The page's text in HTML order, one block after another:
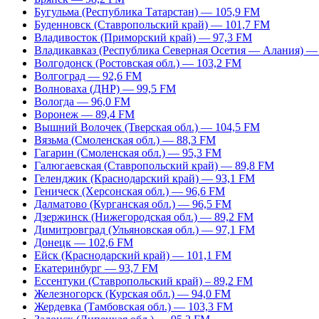
Бугульма (Республика Татарстан) — 105,9 FM
Буденновск (Ставропольский край) — 101,7 FM
Владивосток (Приморский край) — 97,3 FM
Владикавказ (Республика Северная Осетия — Алания)
Волгодонск (Ростовская обл.) — 103,2 FM
Волгоград — 92,6 FM
Волноваха (ДНР) — 99,5 FM
Вологда — 96,0 FM
Воронеж — 89,4 FM
Вышний Волочек (Тверская обл.) — 104,5 FM
Вязьма (Смоленская обл.) — 88,3 FM
Гагарин (Смоленская обл.) — 95,3 FM
Галюгаевская (Ставропольский край) — 89,8 FM
Геленджик (Краснодарский край) — 93,1 FM
Геническ (Херсонская обл.) — 96,6 FM
Далматово (Курганская обл.) — 96,5 FM
Дзержинск (Нижегородская обл.) — 89,2 FM
Димитровград (Ульяновская обл.) — 97,1 FM
Донецк — 102,6 FM
Ейск (Краснодарский край) — 101,1 FM
Екатеринбург — 93,7 FM
Ессентуки (Ставропольский край) – 89,2 FM
Железногорск (Курская обл.) — 94,0 FM
Жердевка (Тамбовская обл.) — 103,3 FM